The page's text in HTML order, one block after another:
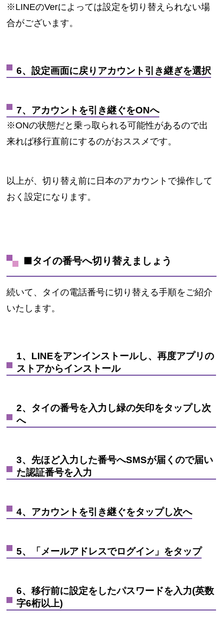
※LINEのVerによっては設定を切り替えられない場
合がございます。
6、設定画面に戻りアカウント引き継ぎを選択
7、アカウントを引き継ぐをONへ
※ONの状態だと乗っ取られる可能性があるので出
来れば移行直前にするのがおススメです。
以上が、切り替え前に日本のアカウントで操作して
おく設定になります。
■タイの番号へ切り替えましょう
続いて、タイの電話番号に切り替える手順をご紹介
いたします。
1、LINEをアンインストールし、再度アプリの
ストアからインストール
2、タイの番号を入力し緑の矢印をタップし次
へ
3、先ほど入力した番号へSMSが届くので届い
た認証番号を入力
4、アカウントを引き継ぐをタップし次へ
5、「メールアドレスでログイン」をタップ
6、移行前に設定をしたパスワードを入力(英数
字6桁以上)